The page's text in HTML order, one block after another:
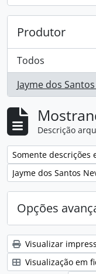
Produtor
Todos
Jayme dos
, 1 resultados
Descrição
Remover filtro:
Somente descrições
Remover filtro:
Jayme dos Santos
Opções
Visualizar
Visualização em